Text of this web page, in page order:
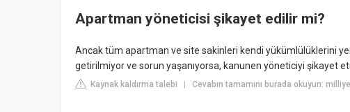
Apartman yöneticisi şikayet edilir mi?
Ancak tüm apartman ve site sakinleri kendi yükümlülüklerini
getirilmiyor ve sorun yaşanıyorsa, kanunen yöneticiyi şikayet
Kaynak kaldırma talebi | Cevabın tamamını burada okuyun: